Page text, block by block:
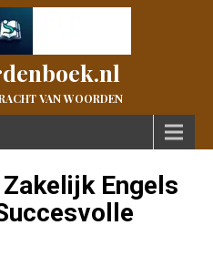
VAN WOORDEN
Engels